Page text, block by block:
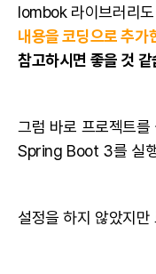
lombok 라이브러리
내용을 코딩으로 추가
참고하시면 좋을 것 같
그럼 바로 프로젝트를
Spring Boot 3를 실
설정을 하지 않았지